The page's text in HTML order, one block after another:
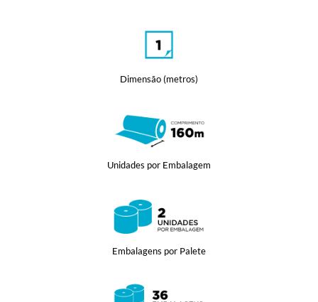
Dimensão (metros)
Unidades por Embalagem
Embalagens por Palete